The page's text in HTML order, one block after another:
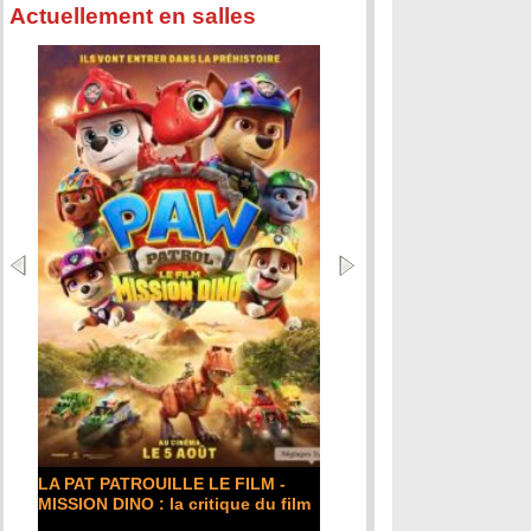
Actuellement en salles
LA PAT PATROUILLE LE FILM -
MISSION DINO : la critique du film